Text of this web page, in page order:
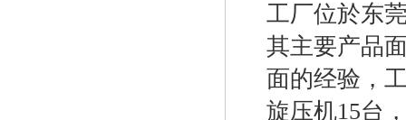
工厂位於东
其主要产品
面的经验，
旋压机15台